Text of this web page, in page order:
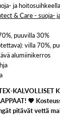
ja
& Care - suoja-
puuvilla 30%
villa 70%,
alumiinikerros
KALVOLLISET
💖
pitävät vettä